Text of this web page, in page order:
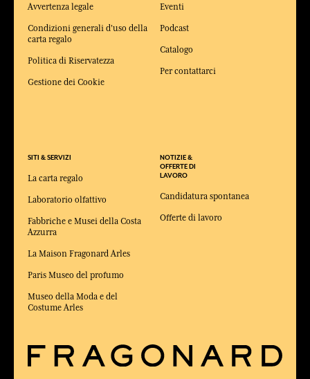
Avvertenza legale
Condizioni generali d'uso della
carta regalo
Politica di Riservatezza
Gestione dei Cookie
SITI & SERVIZI
La carta regalo
Laboratorio olfattivo
Fabbriche e Musei della Costa
Azzurra
La Maison Fragonard Arles
Paris Museo del profumo
Museo della Moda e del
Costume Arles
Eventi
Podcast
Catalogo
Per contattarci
NOTIZIE &
OFFERTE DI
LAVORO
Candidatura spontanea
Offerte di lavoro